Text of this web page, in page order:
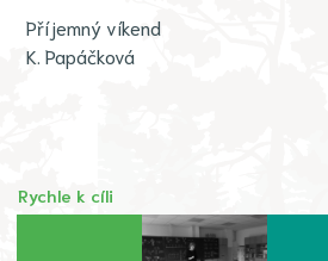
Příjemný víkend
K. Papáčková
Rychle k cíli